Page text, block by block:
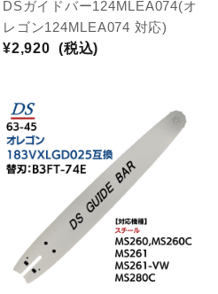
DSガイドバー124MLEA074(オ
レゴン124MLEA074 対応)
¥2,920 (税込)